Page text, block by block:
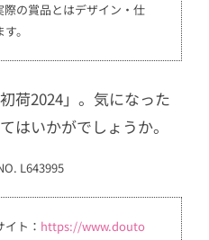
の賞品とはデザイン・仕
。
荷2024」。気になった
はいかがでしょうか。
L643995
ト： https://www.douto